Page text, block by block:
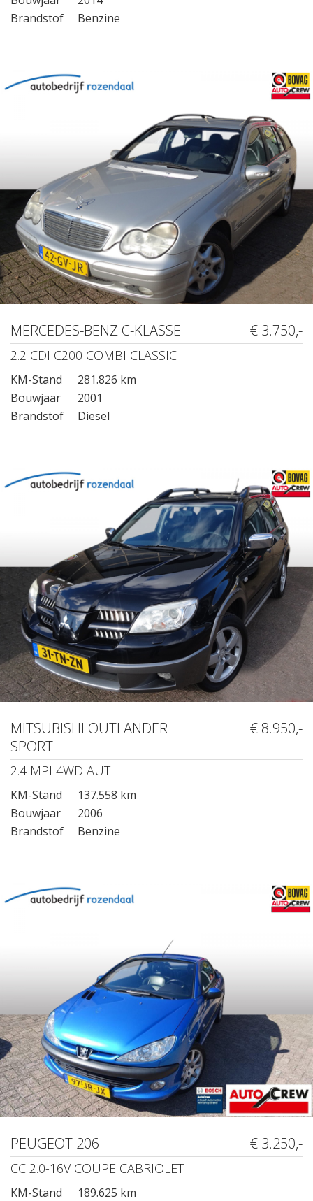
Brandstof
Benzine
MERCEDES-BENZ C-KLASSE € 3.750,-
2.2 CDI C200 COMBI CLASSIC
KM-Stand
281.826 km
Bouwjaar
2001
Brandstof
Diesel
MITSUBISHI OUTLANDER
SPORT
€ 8.950,-
2.4 MPI 4WD AUT
KM-Stand
137.558 km
Bouwjaar
2006
Brandstof
Benzine
PEUGEOT 206 € 3.250,-
CC 2.0-16V COUPE CABRIOLET
KM-Stand
189.625 km